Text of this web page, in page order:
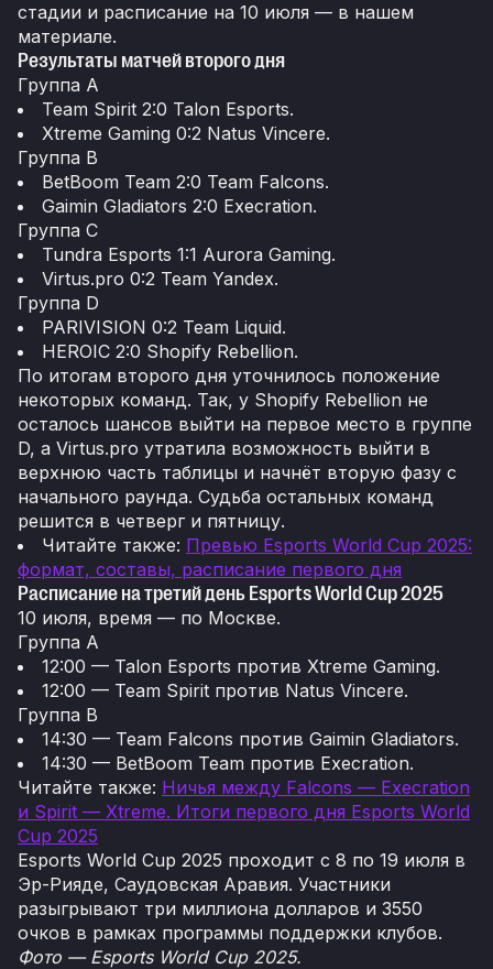
стадии и расписание на 10 июля — в нашем
материале.
Результаты матчей второго дня
Группа A
Team Spirit 2:0 Talon Esports.
Xtreme Gaming 0:2 Natus Vincere.
Группа B
BetBoom Team 2:0 Team Falcons.
Gaimin Gladiators 2:0 Execration.
Группа C
Tundra Esports 1:1 Aurora Gaming.
Virtus.pro 0:2 Team Yandex.
Группа D
PARIVISION 0:2 Team Liquid.
HEROIC 2:0 Shopify Rebellion.
По итогам второго дня уточнилось положение
некоторых команд. Так, у Shopify Rebellion не
осталось шансов выйти на первое место в группе
D, а Virtus.pro утратила возможность выйти в
верхнюю часть таблицы и начнёт вторую фазу с
начального раунда. Судьба остальных команд
решится в четверг и пятницу.
Читайте также: Превью Esports World Cup 2025:
формат, составы, расписание первого дня
Расписание на третий день Esports World Cup 2025
10 июля, время — по Москве.
Группа A
12:00 — Talon Esports против Xtreme Gaming.
12:00 — Team Spirit против Natus Vincere.
Группа B
14:30 — Team Falcons против Gaimin Gladiators.
14:30 — BetBoom Team против Execration.
Читайте также: Ничья между Falcons — Execration
и Spirit — Xtreme. Итоги первого дня Esports World
Cup 2025
Esports World Cup 2025 проходит с 8 по 19 июля в
Эр-Рияде, Саудовская Аравия. Участники
разыгрывают три миллиона долларов и 3550
очков в рамках программы поддержки клубов.
Фото — Esports World Cup 2025.